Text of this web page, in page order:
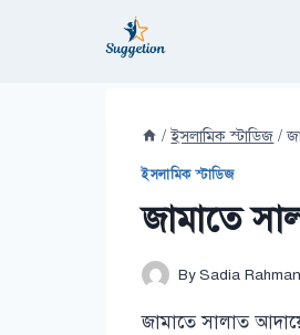
/ ইসলামিক স্টাডিজ /
ইসলামিক স্টাডিজ
জামাতে
BySadia Rahman
জামাতে সালাত